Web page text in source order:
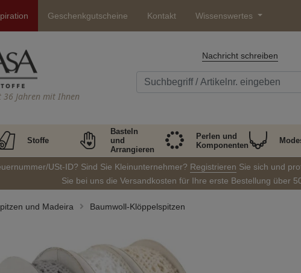
Geschenkgutscheine Kontakt Wissenswertes
Jahren mit Ihnen
Nachricht schreiben
Stoffe
Basteln
und
Arrangieren
Perlen und
Komponenten
USt-ID? Sind Sie Kleinunternehmer? Registrieren Sie sich und
Sie bei uns die Versandkosten für Ihre erste Bestellung über
und Madeira Baumwoll-Klöppelspitzen